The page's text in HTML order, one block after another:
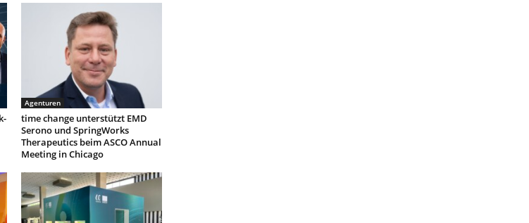
Agenturen
time change unterstützt EMD
Serono und SpringWorks
Therapeutics beim ASCO Annual
Meeting in Chicago